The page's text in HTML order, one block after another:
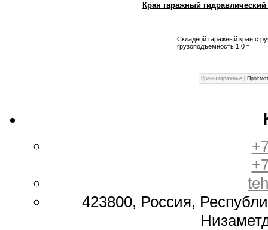
Кран гаражный гидравлический
Складной гаражный кран с
грузоподъемность 1.0 т
Краны гаражные
423800, Россия,